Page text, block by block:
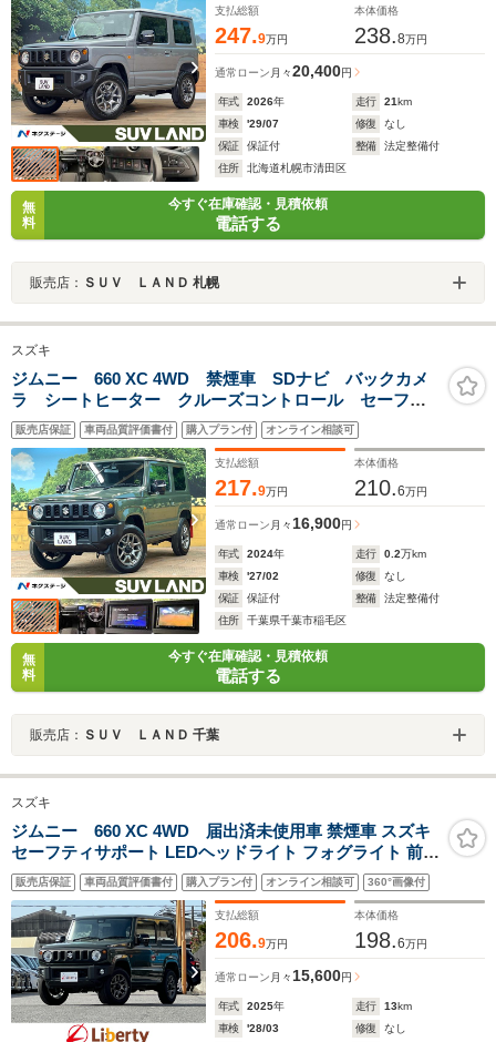
支払総額
247.9万円
本体価格
238.8万円
通常ローン 月々20,400円
年式 2026年 走行 21km
車検
'29/07 修復
なし
保証
保証付 整備
法定整備付
住所
北海道札幌市清田区
無
料
今すぐ在庫確認・見積依頼
電話する
販売店： ＳＵＶ ＬＡＮＤ 札幌
スズキ
ジムニー 660 XC 4WD 禁煙車 SDナビ バックカメ
ラ シートヒーター クルーズコントロール セーフテ
ィサポート LEDヘッド 純正16インチアルミ アイド
リングストップ ヘッドライトウォッシャー ETC
販売店保証 車両品質評価書付 購入プラン付 オンライン相談可
支払総額
217.9万円
本体価格
210.6万円
通常ローン 月々 16,900円
年式 2024年 走行 0.2万km
車検
'27/02 修復
なし
保証
保証付 整備
法定整備付
住所
千葉県千葉市稲毛区
無
料
今すぐ在庫確認・見積依頼
電話する
販売店： ＳＵＶ ＬＡＮＤ 千葉
スズキ
ジムニー 660 XC 4WD 届出済未使用車 禁煙車 スズキ
セーフティサポート LEDヘッドライト フォグライト 前席
シートヒーター 革巻きステアリング クルーズコントロー
ル スマートキー プッシュスタート 障害物センサー 純正
アルミホイール
販売店保証 車両品質評価書付 購入プラン付 オンライン相談可 360°画像付
支払総額
206.9万円
本体価格
198.6万円
通常ローン 月々 15,600円
年式 2025年 走行 13km
車検
'28/03 修復
なし